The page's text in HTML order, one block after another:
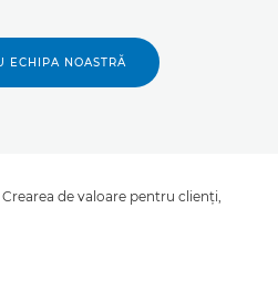
ECHIPA NOASTRĂ
de valoare pentru clienţi,